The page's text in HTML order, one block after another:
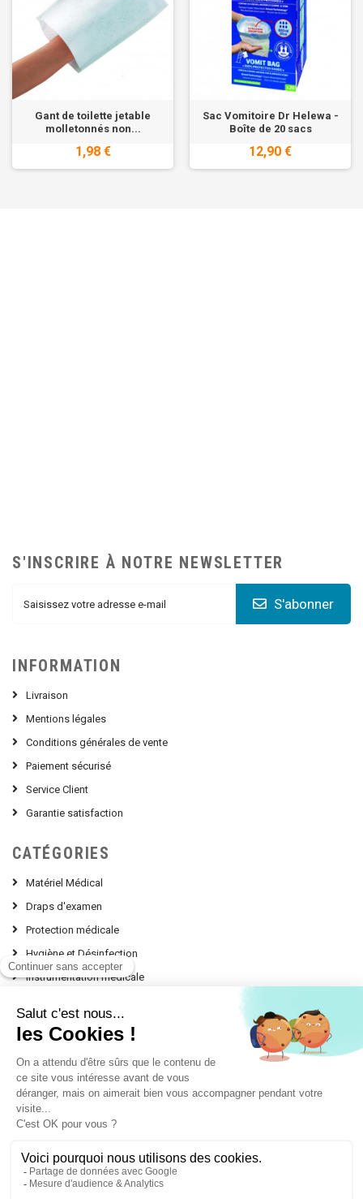
Gant de toilette jetable
molletonnés non...
1,98 €
Sac Vomitoire Dr Helewa -
Boîte de 20 sacs
12,90 €
S'INSCRIRE À NOTRE NEWSLETTER
S'abonner
INFORMATION
Livraison
Mentions légales
Conditions générales de vente
Paiement sécurisé
Service Client
Garantie satisfaction
CATÉGORIES
Matériel Médical
Draps d'examen
Protection médicale
Hygiène et Désinfection
Instrumentation médicale
contact @ leprodumedical.com
151, avenue Alphonse Lavallée
Le Panorama Z.I. Toulon Est